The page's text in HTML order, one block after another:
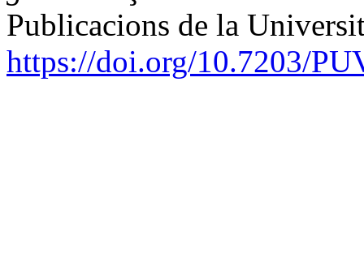
Publicacions de la
https://doi.org/10.7203/